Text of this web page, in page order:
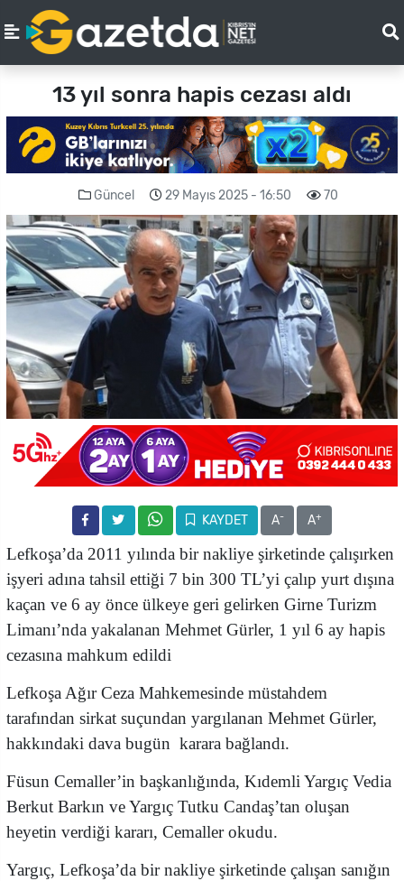
13 yıl sonra hapis cezası aldı
Güncel 29 Mayıs 2025 - 16:50 70
KAYDET A- A+
Lefkoşa’da 2011 yılında bir nakliye şirketinde çalışırken
işyeri adına tahsil ettiği 7 bin 300 TL’yi çalıp yurt dışına
kaçan ve 6 ay önce ülkeye geri gelirken Girne Turizm
Limanı’nda yakalanan Mehmet Gürler, 1 yıl 6 ay hapis
cezasına mahkum edildi
Lefkoşa Ağır Ceza Mahkemesinde müstahdem
tarafından sirkat suçundan yargılanan Mehmet Gürler,
hakkındaki dava bugün karara bağlandı.
Füsun Cemaller’in başkanlığında, Kıdemli Yargıç Vedia
Berkut Barkın ve Yargıç Tutku Candaş’tan oluşan
heyetin verdiği kararı, Cemaller okudu.
Yargıç, Lefkoşa’da bir nakliye şirketinde çalışan sanığın